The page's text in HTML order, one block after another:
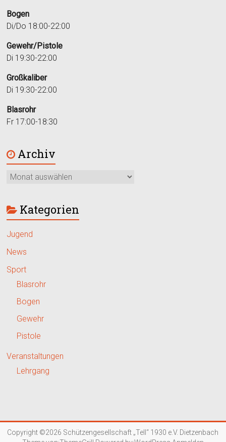
Bogen
Di/Do 18:00-22:00
Gewehr/Pistole
Di 19:30-22:00
Großkaliber
Di 19:30-22:00
Blasrohr
Fr 17:00-18:30
Archiv
Kategorien
Jugend
News
Sport
Blasrohr
Bogen
Gewehr
Pistole
Veranstaltungen
Lehrgang
Copyright ©2026 Schützengesellschaft „Tell“ 1930 e.V. Dietzenbach